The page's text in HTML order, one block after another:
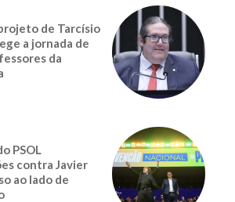
de Tarcísio
a jornada de
da
PSOL
contra Javier
ao lado de